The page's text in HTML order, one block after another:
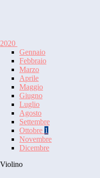
2020
Gennaio
Febbraio
Marzo
Aprile
Maggio
Giugno
Luglio
Agosto
Settembre
Ottobre 1
Novembre
Dicembre